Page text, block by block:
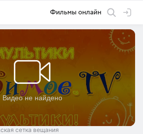
Фильмы онлайн
сетка вещания